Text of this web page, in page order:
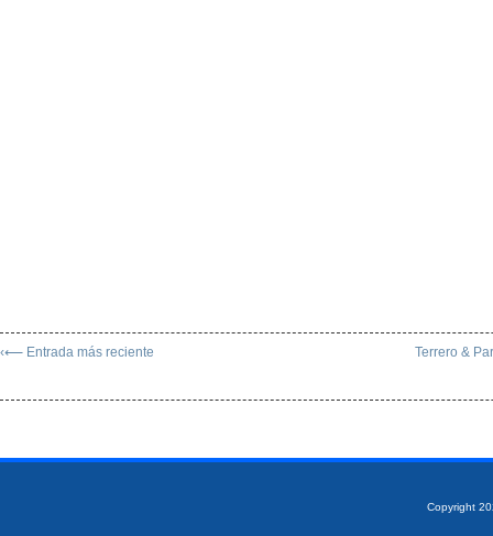
‹⟵ Entrada más reciente Terrero &
Copyright